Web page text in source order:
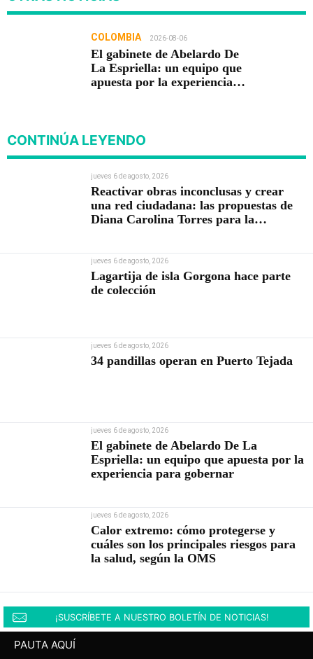
COLOMBIA 2026-08-06
El gabinete de Abelardo De
La Espriella: un equipo que
apuesta por la experiencia
CONTINÚA LEYENDO
jueves 6 de agosto, 2026
Reactivar obras inconclusas y crear
una red ciudadana: las propuestas de
Diana Carolina Torres para la
jueves 6 de agosto, 2026
Lagartija de isla Gorgona hace parte
de colección
jueves 6 de agosto, 2026
34 pandillas operan en Puerto Tejada
jueves 6 de agosto, 2026
El gabinete de Abelardo De La
Espriella: un equipo que apuesta por la
experiencia para gobernar
jueves 6 de agosto, 2026
Calor extremo: cómo protegerse y
cuáles son los principales riesgos para
la salud, según la OMS
¡SUSCRÍBETE A NUESTRO BOLETÍN DE NOTICIAS!
PAUTA AQUÍ